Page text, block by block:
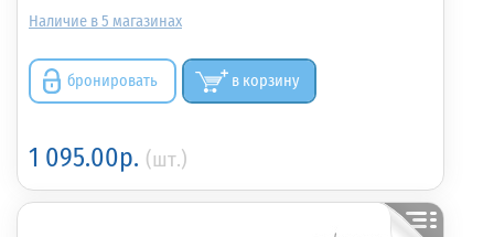
5
бронировать в корзину
1 095.00р. (шт.)